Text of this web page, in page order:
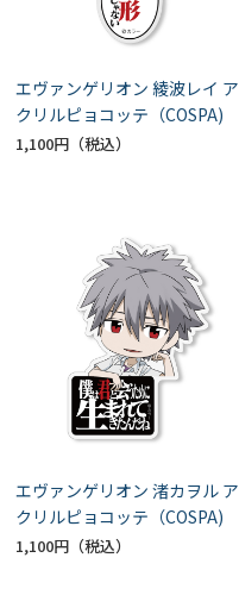
エヴァンゲリオン 綾波レイ ア
クリルピョコッテ（COSPA)
1,100円
エヴァンゲリオン 渚カヲル ア
クリルピョコッテ（COSPA)
1,100円